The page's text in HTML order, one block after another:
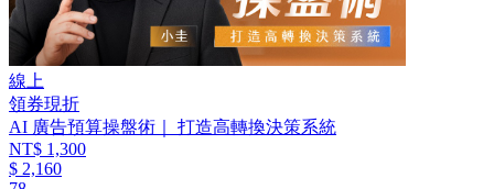
線上
領券現折
AI 廣告預算操盤術｜ 打造高轉換決策系統
NT$ 1,300
$ 2,160